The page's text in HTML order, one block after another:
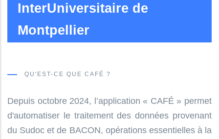
InterUniversitaire de
Montpellier
QU'EST-CE QUE CAFÉ ?
Depuis octobre 2024, l’application « CAFÉ » permet
d'automatiser le traitement des données provenant
du Sudoc et de BACON, opérations essentielles à la